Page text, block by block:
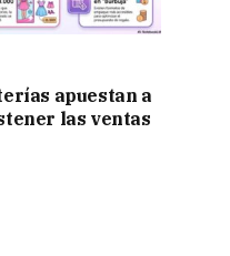
apuestan a
las ventas